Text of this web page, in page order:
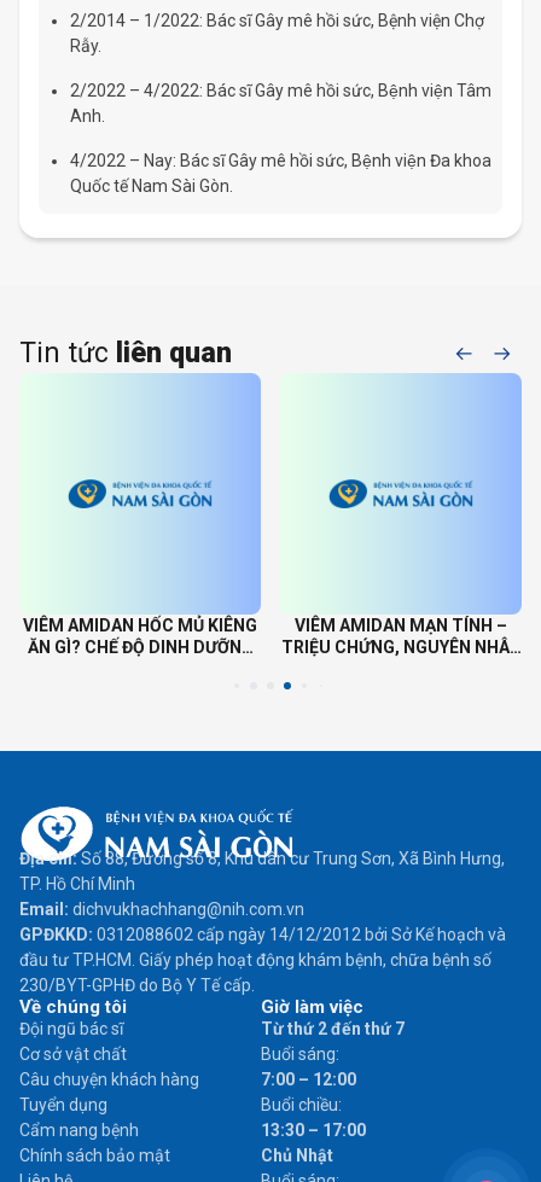
2/2014 – 1/2022: Bác sĩ Gây mê hồi sức, Bệnh viện Chợ
Rẫy.
2/2022 – 4/2022: Bác sĩ Gây mê hồi sức, Bệnh viện Tâm
Anh.
4/2022 – Nay: Bác sĩ Gây mê hồi sức, Bệnh viện Đa khoa
Quốc tế Nam Sài Gòn.
Tin tức liên quan
VIÊM AMIDAN HỐC MỦ KIÊNG
ĂN GÌ? CHẾ ĐỘ DINH DƯỠNG
VIÊM AMIDAN MẠN TÍNH –
TRIỆU CHỨNG, NGUYÊN NHÂN
Địa chỉ:Số 88, Đường số 8, Khu dân cư Trung Sơn, Xã Bình Hưng,
TP. Hồ Chí Minh
Email: dichvukhachhang@nih.com.vn
GPĐKKD: 0312088602 cấp ngày 14/12/2012 bởi Sở Kế hoạch và
đầu tư TP.HCM. Giấy phép hoạt động khám bệnh, chữa bệnh số
230/BYT-GPHĐ do Bộ Y Tế cấp.
Về chúng tôi
Đội ngũ bác sĩ
Cơ sở vật chất
Câu chuyện khách hàng
Tuyển dụng
Cẩm nang bệnh
Chính sách bảo mật
Giờ làm việc
Từ thứ 2 đến thứ 7
Buổi sáng:
7:00 – 12:00
Buổi chiều:
13:30 – 17:00
Chủ Nhật